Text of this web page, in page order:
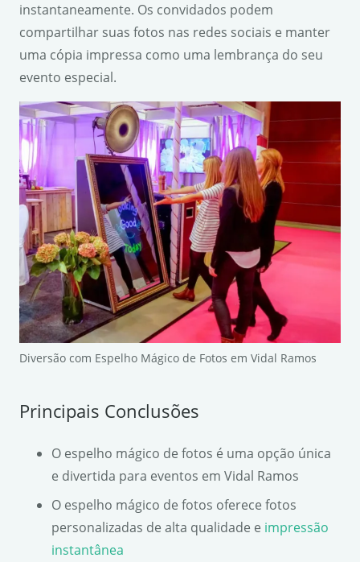
instantaneamente. Os convidados podem
compartilhar suas fotos nas redes sociais e manter
uma cópia impressa como uma lembrança do seu
evento especial.
Diversão com Espelho Mágico de Fotos em Vidal Ramos
Principais Conclusões
O espelho mágico de fotos é uma opção única
e divertida para eventos em Vidal Ramos
O espelho mágico de fotos oferece fotos
personalizadas de alta qualidade e impressão
instantânea